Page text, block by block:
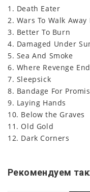
1. Death Eater
2. Wars To Walk
3. Better To
4. Damaged
5. Sea And
6. Where
7. Sleepsick
8. Bandage For
9. Laying Hands
10. Below the
11. Old
12. Dark Corners
Рекомендуем